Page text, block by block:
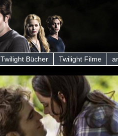
Twilight Bücher Twilight Filme